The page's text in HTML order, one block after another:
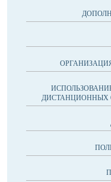
ДИСТАНЦИОННЫХ